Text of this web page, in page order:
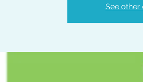
See other